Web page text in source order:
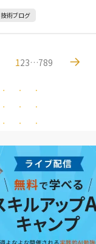
技術ブログ
123…789